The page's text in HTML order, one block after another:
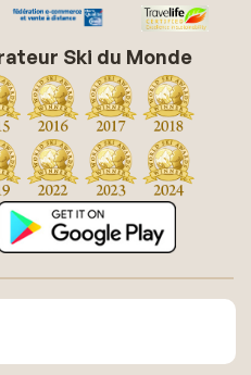
Ski du Monde
soleil